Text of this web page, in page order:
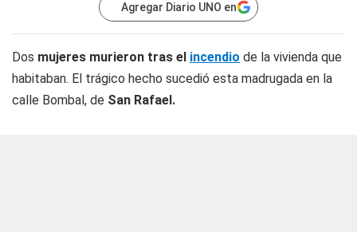
Agregar Diario UNO en
Dos mujeres murieron tras el incendio de la vivienda que
habitaban. El trágico hecho sucedió esta madrugada en la
calle Bombal, de San Rafael.